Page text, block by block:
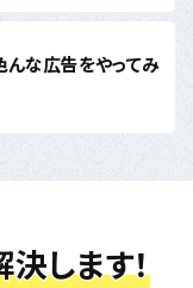
んな広告をやってみ
します！